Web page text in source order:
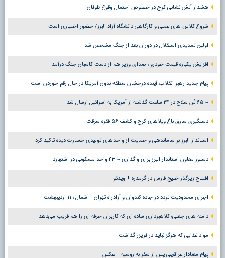
هشدار آتش نشانی کرج در خصوص احتمال وقوع طوفان
شروع کلاس های عملی و کارگاهی دانشگاه آزاد البرز/ حضور اختیاری است
اولین تمدیدی استقلال در دوران بعد از جنگ مشخص شد
افزایش یکباره قیمت خودرو ؛ صدای وزیر هم از دست کاسبان جنگ درآمد
پیام جدید رهبر انقلاب؛ آینده درخشان منطقه بدون آمریکا در حال رقم خوردن است
۶۵۰۰ تُن سلاح در ۲۴ ساعت گذشته از آمریکا به اسرائیل ارسال شد
دستگیری سارق باغ ویلاهای کرج و کشف ۵۶ فقره سرقت
استاندار البرز بر ساماندهی و حمایت از واحدهای تولیدی خسارت دیده تاکید کرد
دستور معاون استاندار البرز برای واگذاری ۴۳۰۰ واحد مسکونی در اشتهارد
افتتاح زیرگذر خلیج فارس در گرمدره + ویدئو
اجرای محدودیت تردد در جاده کندوان و آزادراه تهران – شمال ؛ ١١ اردیبهشت
دامنه های جعلی؛ کلاهبرداری ساده ای که کاربران حرفه ای را هم فریب می‌دهد
مواد غذایی که هرگز نباید در فریزر گذاشت
پیام معنادار عراقچی پس از سفر به روسیه + عکس